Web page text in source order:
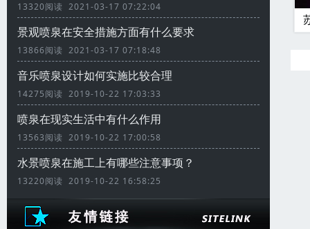
13320阅读 2021-03-17 07:22:04
景观喷泉在安全措施方面有什么要求
13866阅读 2021-03-17 07:18:48
音乐喷泉设计如何实施比较合理
14275阅读 2019-10-22 17:03:33
喷泉在现实生活中有什么作用
13563阅读 2019-10-22 17:00:58
水景喷泉在施工上有哪些注意事项？
13220阅读 2019-10-22 16:58:25